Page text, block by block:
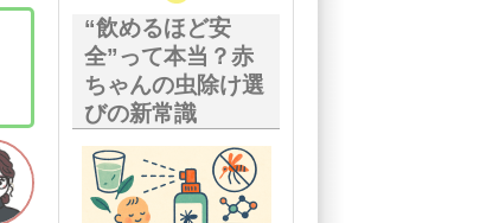
“飲めるほど安
全”って本当？赤
ちゃんの虫除け選
びの新常識